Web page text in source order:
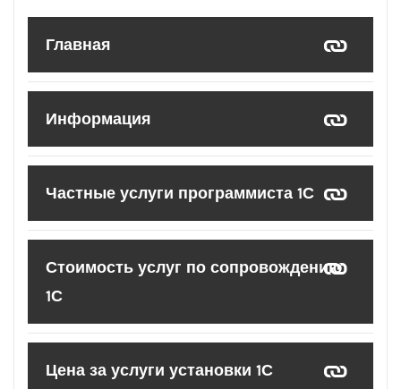
Главная
Информация
Частные услуги программиста 1С
Стоимость услуг по сопровождению
1С
Цена за услуги установки 1С